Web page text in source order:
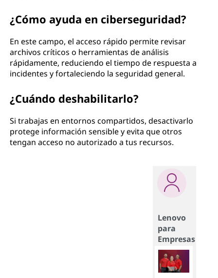
¿Cómo ayuda en ciberseguridad?
En este campo, el acceso rápido permite revisar
archivos críticos o herramientas de análisis
rápidamente, reduciendo el tiempo de respuesta a
incidentes y fortaleciendo la seguridad general.
¿Cuándo deshabilitarlo?
Si trabajas en entornos compartidos, desactivarlo
protege información sensible y evita que otros
tengan acceso no autorizado a tus recursos.
Lenovo
para
Empresas